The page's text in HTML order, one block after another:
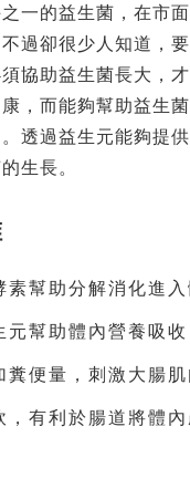
一的益生菌，在市
過卻很少人知道，
協助益生菌長大，
，而能夠幫助益生
透過益生元能夠提供
生長。
素幫助分解消化進入
元幫助體內營養吸
糞便量，刺激大腸
，有利於腸道將體